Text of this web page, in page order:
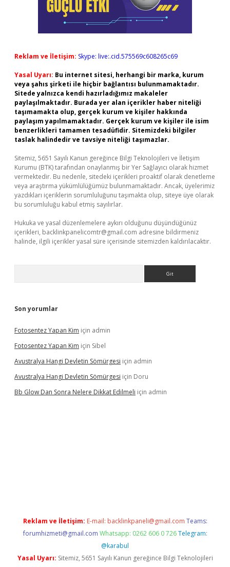
Reklam ve İletişim: Skype: live:.cid.575569c608265c69
Yasal Uyarı: Bu internet sitesi, herhangi bir marka, kurum
veya şahıs şirketi ile hiçbir bağlantısı bulunmamaktadır.
Sitede yalnızca kendi hazırladığımız makaleler
paylaşılmaktadır. Burada yer alan içerikler haber niteliği
taşımamakta olup, gerçek kurum ve kişiler hakkında
paylaşım yapılmamaktadır. Gerçek kurum ve kişiler ile isim
benzerlikleri tamamen tesadüfidir. Sitemizdeki bilgiler
taslak halindedir ve tavsiye niteliği taşımazlar.
Sitemiz, 5651 Sayılı Kanun gereğince Bilgi Teknolojileri ve İletişim
Kurumu (BTK) tarafından onaylanmış bir Yer Sağlayıcı olarak hizmet
vermektedir. Bu nedenle, sitedeki içerikleri proaktif olarak denetleme
veya araştırma yükümlülüğümüz bulunmamaktadır. Ancak, üyelerimiz
yazdıkları içeriklerin sorumluluğunu taşımakta olup, siteye üye olarak
bu sorumluluğu kabul etmiş sayılırlar.
Hukuka ve yasal düzenlemelere aykırı olduğunu düşündüğünüz
içerikleri, backlinkpanelicomtr@gmail.com adresine bildirmeniz
halinde, ilgili içerikler yasal süre içerisinde sitemizden kaldırılacaktır.
Son yorumlar
Fotosentez Yapan Kim için admin
Fotosentez Yapan Kim için Sibel
Avustralya Hangi Devletin Sömürgesi için admin
Avustralya Hangi Devletin Sömürgesi için Doru
Bb Glow Dan Sonra Nelere Dikkat Edilmeli için admin
Reklam ve İletişim: E-mail: backlinkpaneli@gmail.com Teams:
forumhizmeti@gmail.com Whatsapp: 0262 606 0 726 Telegram:
@karabul
Yasal Uyarı: Sitemiz, 5651 Sayılı Kanun gereğince Bilgi Teknolojileri